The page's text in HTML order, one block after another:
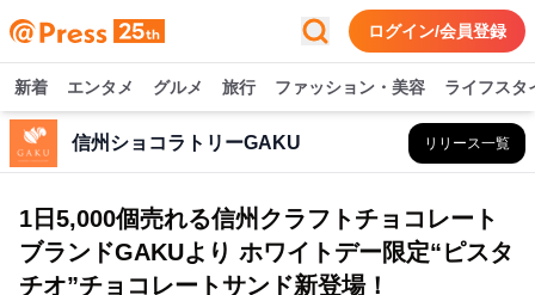
ログイン/会員登録
新着 エンタメ グルメ 旅行 ファッション・美容 ライフスタ
信州ショコラトリーGAKU リリース一覧
1日5,000個売れる信州クラフトチョコレート
ブランドGAKUより ホワイトデー限定“ピスタ
チオ”チョコレートサンド新登場！